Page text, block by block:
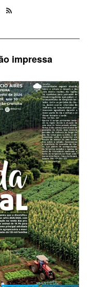
impressa